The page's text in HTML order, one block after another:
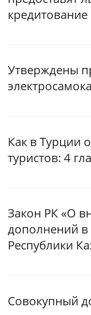
Утверждены
Как в Турции
туристов: 4
Закон РК «О
дополнений
Республики
Совокупный